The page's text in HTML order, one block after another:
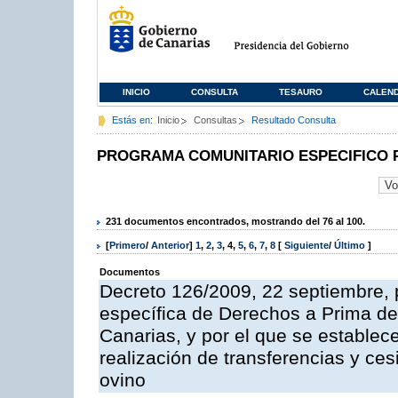
INICIO CONSULTA TESAURO
Estás en: Inicio Consultas Resultado Consulta
PROGRAMA COMUNITARIO ESPECIFICO
231 documentos encontrados, mostrando del 76 al 100.
[Primero/ Anterior] 1, 2, 3, 4, 5, 6, 7, 8 [ Siguiente/ Último ]
Documentos
Decreto 126/2009, 22
específica de Derechos a Prima
Canarias, y por el que se
realización de transferencias y
ovino